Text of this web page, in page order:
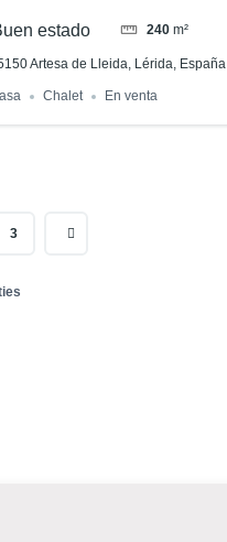
estado 240 m²
Artesa de Lleida, Lérida, España
Chalet En venta
3